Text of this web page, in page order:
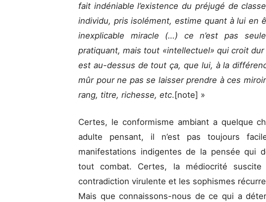
fait indéniable l’existence du préjugé de
individu, pris isolément, estime quant à lui en
inexplicable miracle (…) ce n’est pas
pratiquant, mais tout «intellectuel» qui croit
est au-dessus de tout ça, que lui, à la
mûr pour ne pas se laisser prendre à ces
rang, titre, richesse, etc.[note] »
Certes, le conformisme ambiant a quelque
adulte pensant, il n’est pas toujours
manifestations indigentes de la pensée qui
tout combat. Certes, la médiocrité
contradiction virulente et les sophismes
Mais que connaissons-nous de ce qui a